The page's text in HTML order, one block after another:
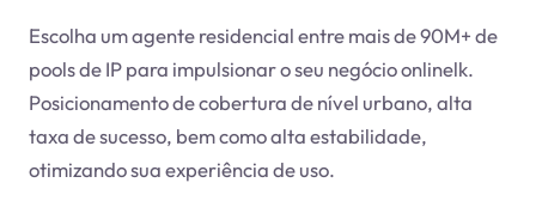
Escolha um agente residencial entre mais de 90M+ de
pools de IP para impulsionar o seu negócio onlinelk.
Posicionamento de cobertura de nível urbano, alta
taxa de sucesso, bem como alta estabilidade,
otimizando sua experiência de uso.